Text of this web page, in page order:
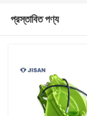
প্রস্তাবিত পণ্য